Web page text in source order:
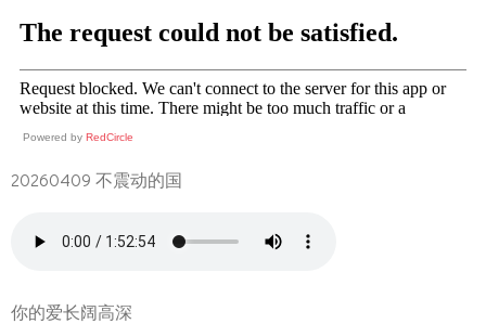
Powered by RedCircle
20260409 不震动的国
你的爱长阔高深